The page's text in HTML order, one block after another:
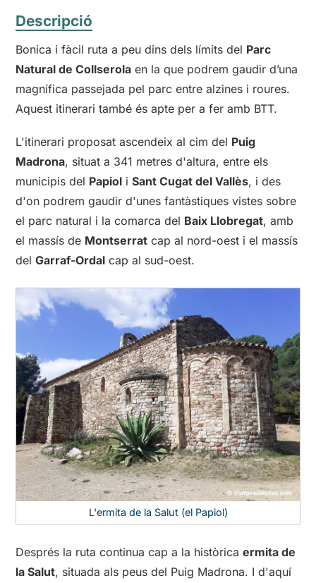
Descripció
Bonica i fàcil ruta a peu dins dels límits del Parc
Natural de Collserola en la que podrem gaudir d’una
magnífica passejada pel parc entre alzines i roures.
Aquest itinerari també és apte per a fer amb BTT.
L'itinerari proposat ascendeix al cim del Puig
Madrona, situat a 341 metres d'altura, entre els
municipis del Papiol i Sant Cugat del Vallès, i des
d'on podrem gaudir d'unes fantàstiques vistes sobre
el parc natural i la comarca del Baix Llobregat, amb
el massís de Montserrat cap al nord-oest i el massís
del Garraf-Ordal cap al sud-oest.
L'ermita de la Salut (el Papiol)
Després la ruta continua cap a la històrica ermita de
la Salut, situada als peus del Puig Madrona. I d'aquí